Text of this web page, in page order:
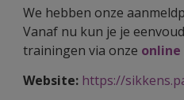
We hebben onze
Vanaf nu kun je je
trainingen via onze
Website: https://